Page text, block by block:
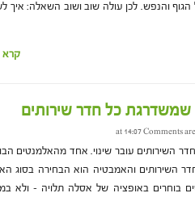
והנפש. לכן עולה שוב ושוב השאלה: איך
קרא
שמשדרגת כל חדר שירותים
Comments
השירותים עובר שינוי. אחד מהאלמנטים
השירותים והאמבטיה הוא הבחירה בסוג
בוחרים באופציה של אסלה תלויה – ולא